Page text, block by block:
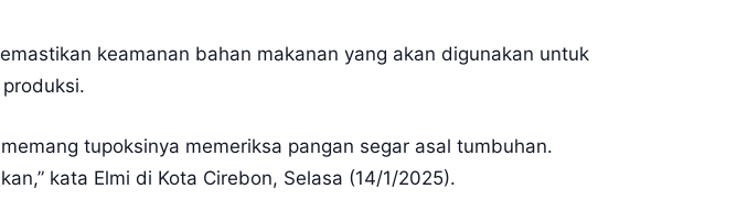
keamanan bahan makanan yang akan digunakan untuk
tupoksinya memeriksa pangan segar asal tumbuhan.
kata Elmi di Kota Cirebon, Selasa (14/1/2025).